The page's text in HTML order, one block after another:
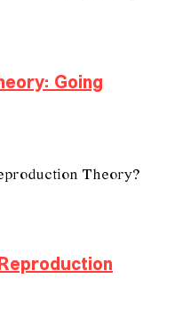
Going
Theory?